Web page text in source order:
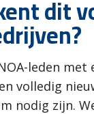
dit
leden met
volledig
nodig zijn.